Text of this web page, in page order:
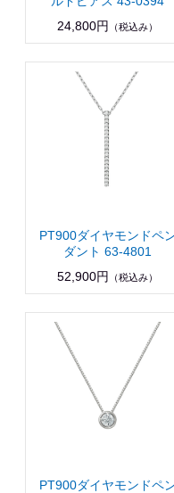
24,800円
（税込み）
PT900ダイヤモンドペ
ダント 63-4801
52,900円
（税込み）
PT900ダイヤモンドペ